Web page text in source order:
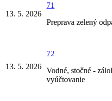
13. 5. 2026
71
Preprava zelený
13. 5. 2026
72
Vodné, stočné -
vyúčtovanie